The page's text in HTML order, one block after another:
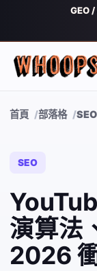
GEO
首頁 部落格 SEO
SEO
演算法
2026